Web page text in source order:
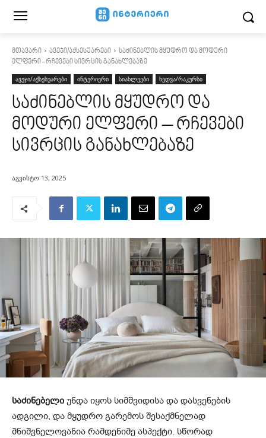
მთავარი ავეჯი/აქსესუარები
საძინებლის მყუდრო და მოდური
ელფერი - რჩევები სივრცის განახლებაზე
ავეჯი/აქსესუარები ინტერიერი სიახლეები ხედვა/რაკურსი
საძინებლის მყუდრო და
მოდური ელფერი – რჩევები
სივრცის განახლებაზე
აგვისტო 13, 2025
საძინებელი უნდა იყოს სიმშვიდისა და დასვენების
ადგილი, და მყუდრო გარემოს შესაქმნელად
მნიშვნელოვანია რამდენიმე ასპექტი. სწორად